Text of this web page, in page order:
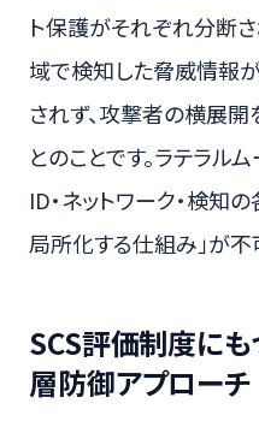
ト保護がそれぞれ分断
域で検知した脅威情報
されず、攻撃者の横展開
とのことです。ラテラル
ID・ネットワーク・検知
局所化する仕組み」が不
SCS評価制度に
層防御アプローチ